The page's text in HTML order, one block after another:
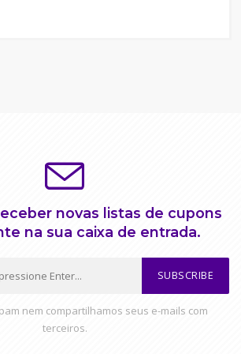
novas listas de cupons
na sua caixa de entrada.
SUBSCRIBE
nem compartilhamos seus e-mails com
terceiros.